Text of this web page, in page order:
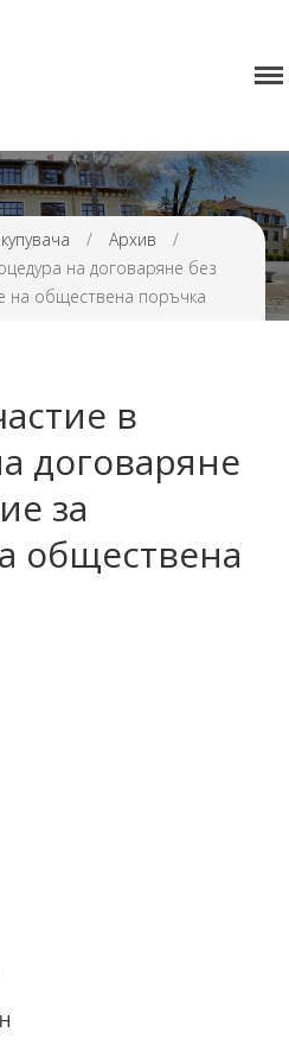
Нормативна уредба
Прием
Проекти и дейности
Седмично разписание
/ Архив
/
на договаряне без
на обществена поръчка
в
договаряне
за
обществена